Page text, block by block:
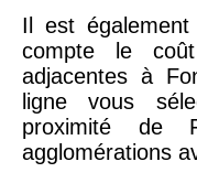
75020 -Paris
20ème
arrondissement
9
Il est
compte le
adjacentes à
ligne vous
proximité de
agglomérations